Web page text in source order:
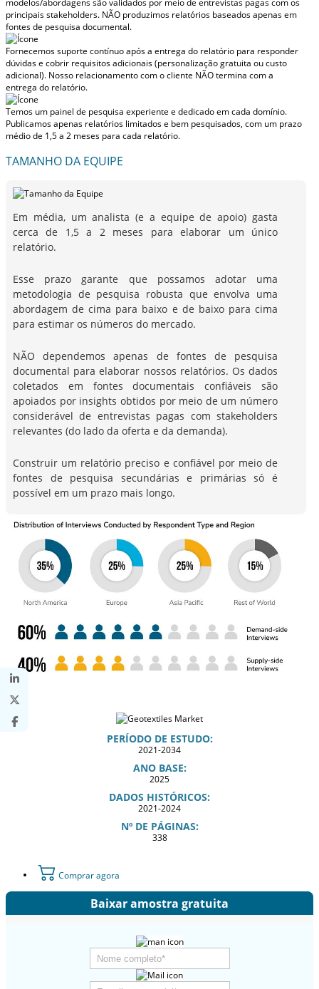
principais stakeholders. NÃO produzimos relatórios baseados apenas em
fontes de pesquisa documental.
Fornecemos suporte contínuo após a entrega do relatório para responder
dúvidas e cobrir requisitos adicionais (personalização gratuita ou custo
adicional). Nosso relacionamento com o cliente NÃO termina com a
entrega do relatório.
Temos um painel de pesquisa experiente e dedicado em cada domínio.
Publicamos apenas relatórios limitados e bem pesquisados, com um prazo
médio de 1,5 a 2 meses para cada relatório.
TAMANHO DA EQUIPE
Em média, um analista (e a equipe de apoio) gasta
cerca de 1,5 a 2 meses para elaborar um único
relatório.
Esse prazo garante que possamos adotar uma
metodologia de pesquisa robusta que envolva uma
abordagem de cima para baixo e de baixo para cima
para estimar os números do mercado.
NÃO dependemos apenas de fontes de pesquisa
documental para elaborar nossos relatórios. Os dados
coletados em fontes documentais confiáveis são
apoiados por insights obtidos por meio de um número
considerável de entrevistas pagas com stakeholders
relevantes (do lado da oferta e da demanda).
Construir um relatório preciso e confiável por meio de
fontes de pesquisa secundárias e primárias só é
possível em um prazo mais longo.
PERÍODO DE ESTUDO:
2021-2034
ANO BASE:
2025
DADOS HISTÓRICOS:
2021-2024
Nº DE PÁGINAS:
338
Comprar agora
Baixar amostra gratuita